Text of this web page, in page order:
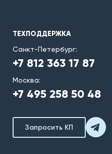
ТЕХПОДДЕРЖКА
Санкт-Петербург:
+7 812 363 17 87
Москва:
+7 495 258 50 48
Запросить КП